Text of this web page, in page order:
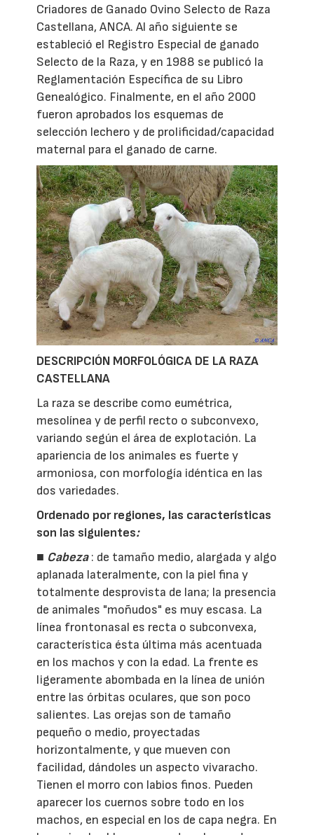
Criadores de Ganado Ovino Selecto de Raza
Castellana, ANCA. Al año siguiente se
estableció el Registro Especial de ganado
Selecto de la Raza, y en 1988 se publicó la
Reglamentación Específica de su Libro
Genealógico. Finalmente, en el año 2000
fueron aprobados los esquemas de
selección lechero y de prolificidad/capacidad
maternal para el ganado de carne.
DESCRIPCIÓN MORFOLÓGICA DE LA RAZA
CASTELLANA
La raza se describe como eumétrica,
mesolínea y de perfil recto o subconvexo,
variando según el área de explotación. La
apariencia de los animales es fuerte y
armoniosa, con morfología idéntica en las
dos variedades.
Ordenado por regiones, las características
son las siguientes:
■ Cabeza : de tamaño medio, alargada y algo
aplanada lateralmente, con la piel fina y
totalmente desprovista de lana; la presencia
de animales "moñudos" es muy escasa. La
línea frontonasal es recta o subconvexa,
característica ésta última más acentuada
en los machos y con la edad. La frente es
ligeramente abombada en la línea de unión
entre las órbitas oculares, que son poco
salientes. Las orejas son de tamaño
pequeño o medio, proyectadas
horizontalmente, y que mueven con
facilidad, dándoles un aspecto vivaracho.
Tienen el morro con labios finos. Pueden
aparecer los cuernos sobre todo en los
machos, en especial en los de capa negra. En